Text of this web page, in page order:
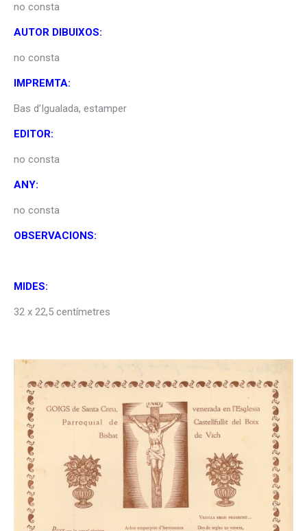
no consta
AUTOR DIBUIXOS:
no consta
IMPREMTA:
Bas d’Igualada, estamper
EDITOR:
no consta
ANY:
no consta
OBSERVACIONS:
MIDES:
32 x 22,5 centímetres